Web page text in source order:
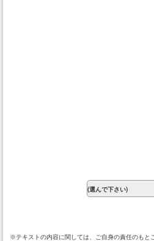
※テキストの内容に関しては、ご自身の責任のもと